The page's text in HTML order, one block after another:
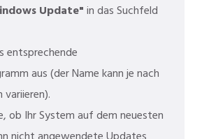
Update"in das Suchfeld
entsprechende
aus (der Name kann je nach
ob Ihr System auf dem neuesten